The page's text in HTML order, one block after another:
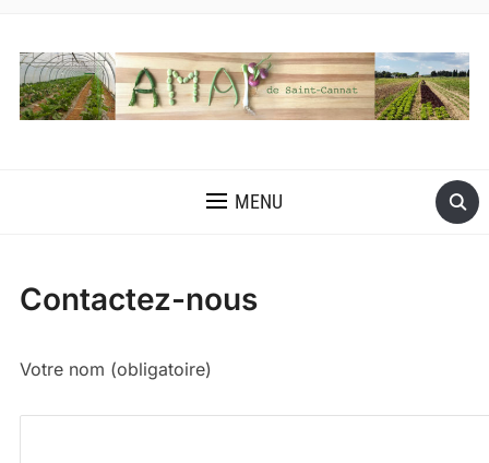
MENU
Contactez-nous
Votre nom (obligatoire)